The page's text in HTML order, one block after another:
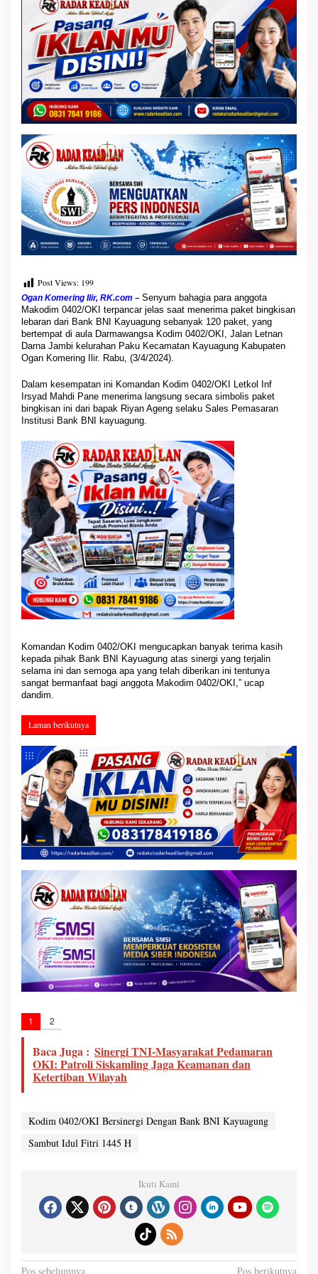
B
e
r
s
i
n
e
r
g
i
n
g
a
n
B
a
n
k
B
K
a
y
u
a
g
n
g
Post Views: 199
Ogan Komering Ilir, RK.com – Senyum bahagia para anggota
Makodim 0402/OKI terpancar jelas saat menerima paket bingkisan
lebaran dari Bank BNI Kayuagung sebanyak 120 paket, yang
bertempat di aula Darmawangsa Kodim 0402/OKI, Jalan Letnan
Darna Jambi kelurahan Paku Kecamatan Kayuagung Kabupaten
Ogan Komering Ilir. Rabu, (3/4/2024).
Dalam kesempatan ini Komandan Kodim 0402/OKI Letkol Inf
Irsyad Mahdi Pane menerima langsung secara simbolis paket
bingkisan ini dari bapak Riyan Ageng selaku Sales Pemasaran
Institusi Bank BNI kayuagung.
Komandan Kodim 0402/OKI mengucapkan banyak terima kasih
kepada pihak Bank BNI Kayuagung atas sinergi yang terjalin
selama ini dan semoga apa yang telah diberikan ini tentunya
sangat bermanfaat bagi anggota Makodim 0402/OKI,” ucap
dandim.
Laman berikutnya
1 2
Baca Juga : Sinergi TNI-Masyarakat Pedamaran
OKI: Patroli Siskamling Jaga Keamanan dan
Ketertiban Wilayah
Kodim 0402/OKI Bersinergi Dengan Bank BNI Kayuagung
Sambut Idul Fitri 1445 H
Ikuti Kami
N
Pos sebelumnya Pos berikutnya